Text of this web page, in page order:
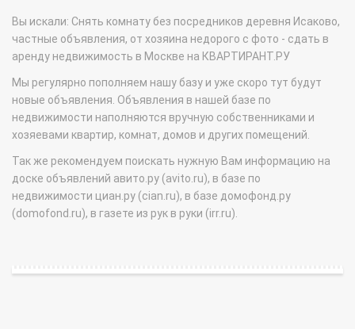
Вы искали: Снять комнату без посредников деревня Исаково,
частные объявления, от хозяина недорого с фото - сдать в
аренду недвижимость в Москве на КВАРТИРАНТ.РУ
Мы регулярно пополняем нашу базу и уже скоро тут будут
новые объявления. Объявления в нашей базе по
недвижимости наполняются вручную собственниками и
хозяевами квартир, комнат, домов и других помещений.
Так же рекомендуем поискать нужную Вам информацию на
доске объявлений авито.ру (avito.ru), в базе по
недвижимости циан.ру (cian.ru), в базе домофонд.ру
(domofond.ru), в газете из рук в руки (irr.ru).